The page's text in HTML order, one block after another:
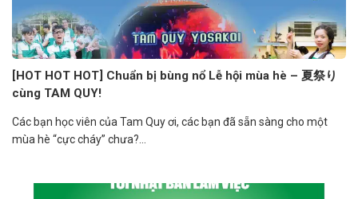
[HOT HOT HOT] Chuẩn bị bùng nổ Lễ hội mùa hè – 夏祭り
cùng TAM QUY!
Các bạn học viên của Tam Quy ơi, các bạn đã sẵn sàng cho một
mùa hè “cực cháy” chưa?...